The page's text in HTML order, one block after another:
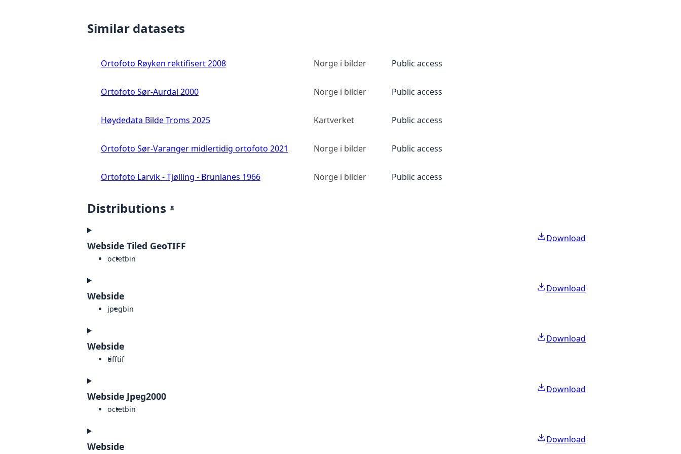
Similar datasets
Ortofoto Røyken rektifisert 2008 Norge i bilder Public access
Ortofoto Sør-Aurdal 2000 Norge i bilder Public access
Høydedata Bilde Troms 2025 Kartverket Public access
Ortofoto Sør-Varanger midlertidig ortofoto 2021 Norge i bilder Public access
Ortofoto Larvik - Tjølling - Brunlanes 1966 Norge i bilder Public access
Distributions 8
Webside Tiled GeoTIFF
octetbin
Download
Webside
jpegbin
Download
Webside
tifftif
Download
Webside Jpeg2000
octetbin
Download
Webside
Download